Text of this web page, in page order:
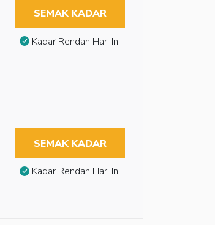
SEMAK KADAR
Kadar Rendah Hari Ini
SEMAK KADAR
Kadar Rendah Hari Ini